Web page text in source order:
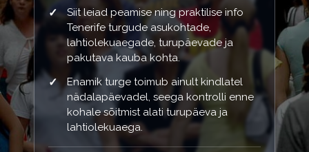
Siit leiad peamise ning praktilise info
Tenerife turgude asukohtade,
lahtiolekuaegade, turupäevade ja
pakutava kauba kohta.
Enamik turge toimub ainult kindlatel
nädalapäevadel, seega kontrolli enne
kohale sõitmist alati turupäeva ja
lahtiolekuaega.